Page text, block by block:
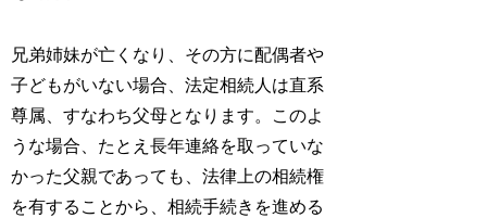
兄弟姉妹が亡くなり、その方に配偶者や
子どもがいない場合、法定相続人は直系
尊属、すなわち父母となります。このよ
うな場合、たとえ長年連絡を取っていな
かった父親であっても、法律上の相続権
を有することから、相続手続きを進める